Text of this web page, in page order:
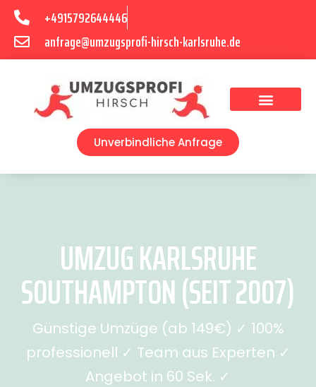
+4915792644446
anfrage@umzugsprofi-hirsch-karlsruhe.de
Unverbindliche Anfrage
UMZUG KARLSRUHE
SOUTHAMPTON (SEIT 2007)
Günstige Umzüge (ab 149€) ✓ 100%
professionell ✓ Team aus Experten ✓
Angebot in 60 Sek. ✓